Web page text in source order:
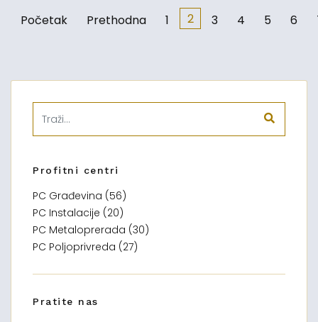
Početak Prethodna 1 2 3 4 5 6
Profitni centri
PC Građevina (56)
PC Instalacije (20)
PC Metaloprerada (30)
PC Poljoprivreda (27)
Pratite nas